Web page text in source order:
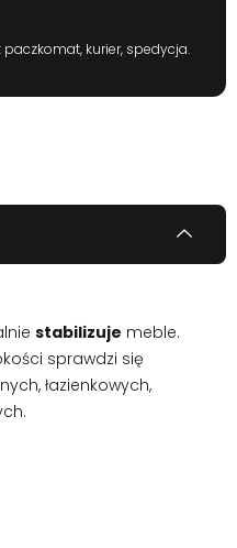
kurier, spedycja.
stabilizuje meble.
sprawdzi się
łazienkowych,